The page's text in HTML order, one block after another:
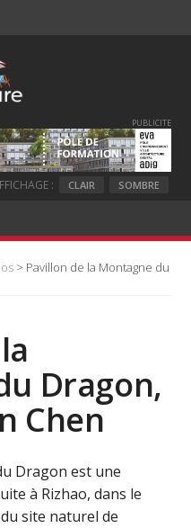
PUBLICITE
: CLAIR SOMBRE
> Pavillon de la Montagne du
Dragon,
Chen
Dragon est une
à Rizhao, dans le
site naturel de